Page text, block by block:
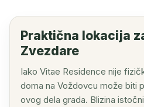
Praktična lokacija
Zvezdare
Iako Vitae Residence nije
doma na Voždovcu može biti
ovog dela grada. Blizina